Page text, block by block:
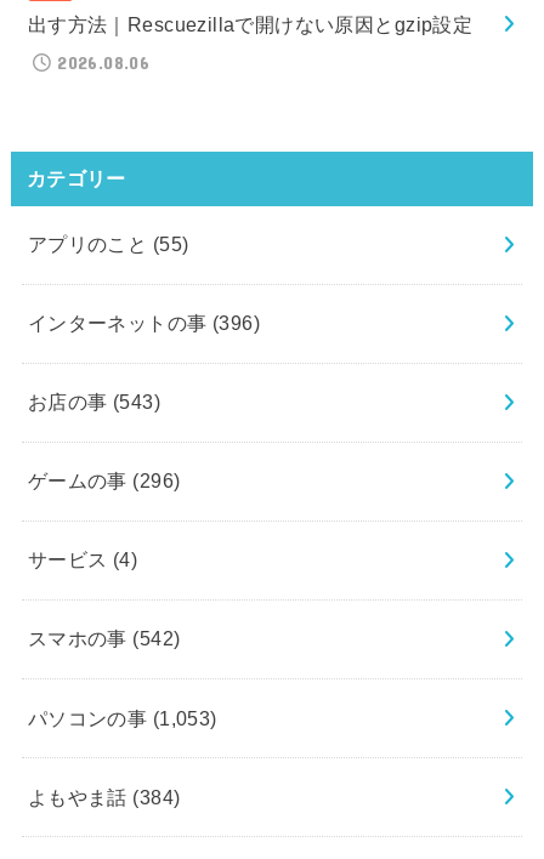
出す方法｜Rescuezillaで開けない原因とgzip設定
2026.08.06
カテゴリー
アプリのこと (55)
インターネットの事 (396)
お店の事 (543)
ゲームの事 (296)
サービス (4)
スマホの事 (542)
パソコンの事 (1,053)
よもやま話 (384)